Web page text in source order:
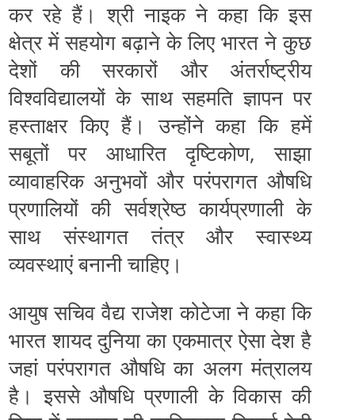
कर रहे हैं। श्री नाइक ने कहा कि इस
क्षेत्र में सहयोग बढ़ाने के लिए भारत ने कुछ
देशों की सरकारों और अंतर्राष्‍ट्रीय
विश्‍वविद्यालयों के साथ सहमति ज्ञापन पर
हस्‍ताक्षर किए हैं। उन्‍होंने कहा कि हमें
सबूतों पर आधारित दृष्‍टिकोण, साझा
व्‍यावाहरिक अनुभवों और परंपरागत औषधि
प्रणालियों की सर्वश्रेष्‍ठ कार्यप्रणाली के
साथ संस्‍थागत तंत्र और स्‍वास्‍थ्‍य
व्‍यवस्‍थाएं बनानी चाहिए।
आयुष सचिव वैद्य राजेश कोटेजा ने कहा कि
भारत शायद दुनिया का एकमात्र ऐसा देश है
जहां परंपरागत औषधि का अलग मंत्रालय
है। इससे औषधि प्रणाली के विकास की